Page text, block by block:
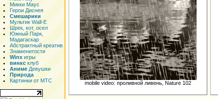
Микки Маус
Герои Диснея
Смешарики
Мультик Wall-E
Шрек, кот, осел
Южный Парк,
Мадагаскар
Абстрактный креатив
Знаменитости
Winx игры
винкс клуб
Аниме Девушки
Природа
Картинки от МТС
mobile video: проливной ливень, Nature 102